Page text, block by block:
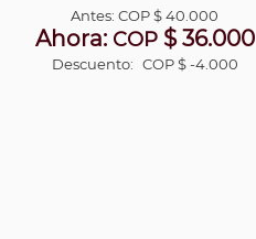
Antes:COP$ 40.000
Ahora: COP$ 36.000
Descuento: COP $ -4.000